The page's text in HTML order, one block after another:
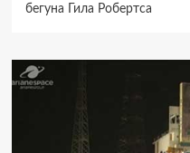
бегуна Гила Робертса